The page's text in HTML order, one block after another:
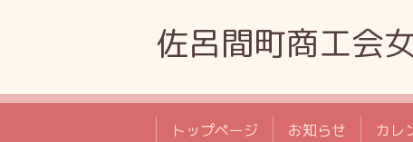
佐呂間町商工会
トップページ お知らせ カレ